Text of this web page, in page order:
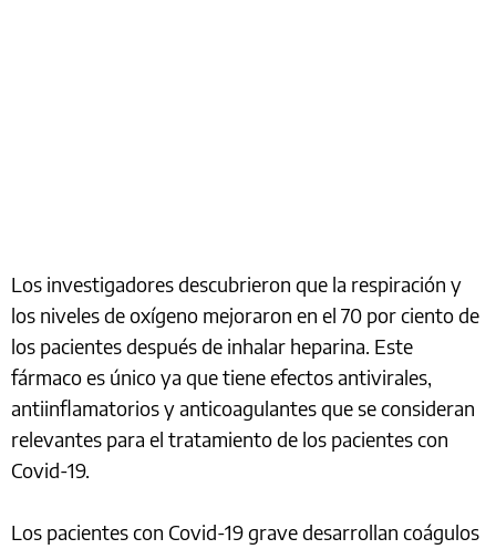
Los investigadores descubrieron que la respiración y
los niveles de oxígeno mejoraron en el 70 por ciento de
los pacientes después de inhalar heparina. Este
fármaco es único ya que tiene efectos antivirales,
antiinflamatorios y anticoagulantes que se consideran
relevantes para el tratamiento de los pacientes con
Covid-19.
Los pacientes con Covid-19 grave desarrollan coágulos